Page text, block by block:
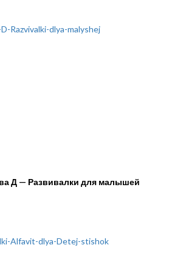
Д — Развивалки для малышей